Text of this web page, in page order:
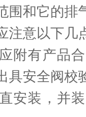
围和它的排
注意以下几
附有产品
具安全阀校
安装，并